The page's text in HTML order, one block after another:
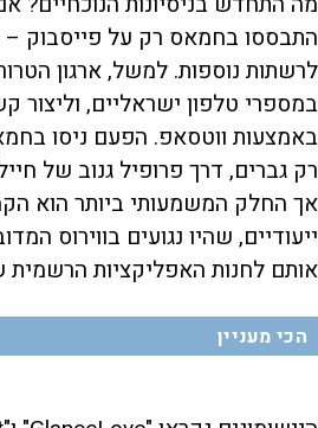
התבססו בחמאס רק על פייסבוק
לרשתות נוספות. למשל, ארגון
במספרי טלפון ישראליים, וליצור
באמצעות ווטסאפ. הפעם ניסו
רק גברים, דרך פרופיל גנוב של
אך החלק המשמעותי ביותר הוא
ייעודיים, שהיו נגועים בווירוס
אותם לחנות האפליקציות הרשמית
הכי מעניין